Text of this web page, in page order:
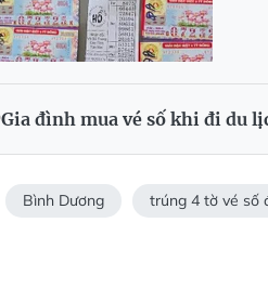
Gia đình mua vé số khi đi du
Bình Dương trúng 4 tờ vé số